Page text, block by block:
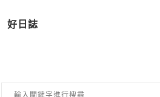
好日誌